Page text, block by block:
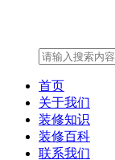
首页
关于我们
装修知识
装修百科
联系我们